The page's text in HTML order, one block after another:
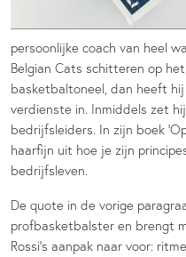
persoonlijke coach van heel
Belgian Cats schitteren op
basketbaltoneel, dan heeft
verdienste in. Inmiddels zet
bedrijfsleiders. In zijn boek
haarfijn uit hoe je zijn
bedrijfsleven.
De quote in de vorige
profbasketbalster en brengt
Rossi’s aanpak naar voor: